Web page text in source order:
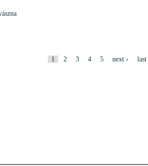
1 2 3 4 5 next › last